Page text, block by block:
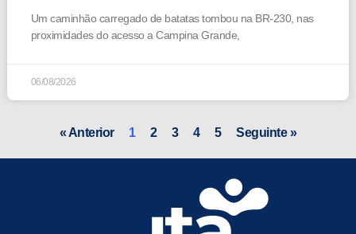
Um caminhão carregado de batatas tombou na BR-230, nas
proximidades do acesso a Campina Grande,
06/08/2026
« Anterior 1 2 3 4 5 Seguinte »